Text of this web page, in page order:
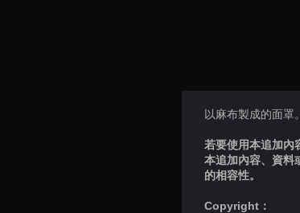
以麻布製成的面罩
若要使用本追加內
本追加內容、資料
的相容性。
Copyright：